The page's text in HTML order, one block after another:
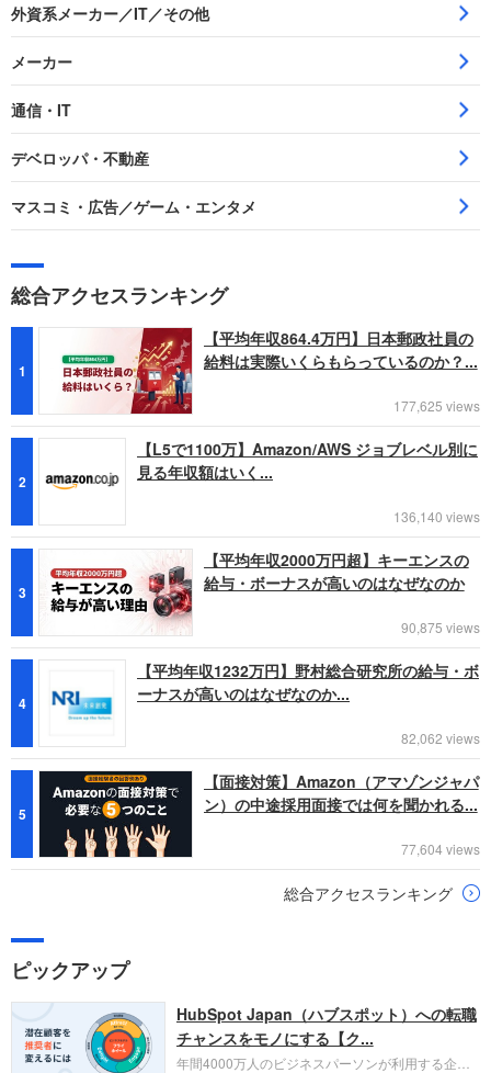
外資系メーカー／IT／その他
メーカー
通信・IT
デベロッパ・不動産
マスコミ・広告／ゲーム・エンタメ
総合アクセスランキング
1
【平均年収864.4万円】日本郵政社員の
給料は実際いくらもらっているのか？...
177,625 views
2
【L5で1100万】Amazon/AWS ジョブレベル別に
見る年収額はいく...
136,140 views
3
【平均年収2000万円超】キーエンスの
給与・ボーナスが高いのはなぜなのか
90,875 views
4
【平均年収1232万円】野村総合研究所の給与・ボ
ーナスが高いのはなぜなのか...
82,062 views
5
【面接対策】Amazon（アマゾンジャパ
ン）の中途採用面接では何を聞かれる...
77,604 views
総合アクセスランキング
ピックアップ
HubSpot Japan（ハブスポット）への転職
チャンスをモノにする【ク...
年間4000万人のビジネスパーソンが利用する企業